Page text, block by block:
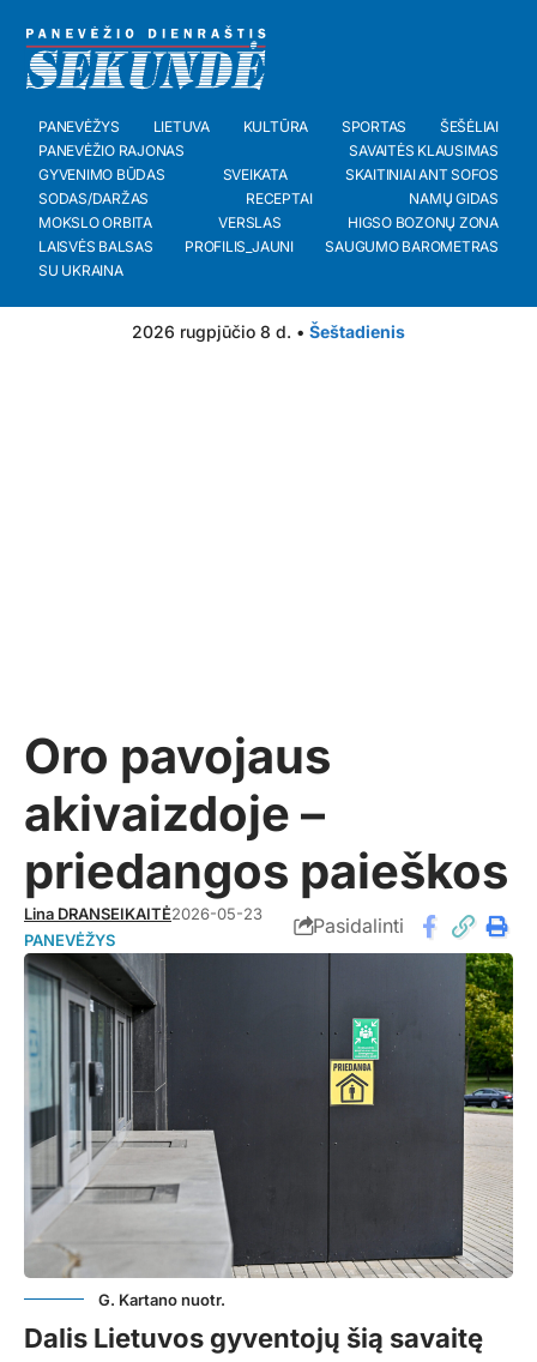
PANEVĖŽYS LIETUVA KULTŪRA SPORTAS
ŠEŠĖLIAI
PANEVĖŽIO RAJONAS
SAVAITĖS KLAUSIMAS
GYVENIMO BŪDAS
SVEIKATA
SKAITINIAI ANT SOFOS
SODAS/DARŽAS
RECEPTAI
NAMŲ GIDAS
MOKSLO ORBITA
VERSLAS
HIGSO BOZONŲ ZONA
LAISVĖS BALSAS
PROFILIS_JAUNI
SAUGUMO BAROMETRAS
SU UKRAINA
2026 rugpjūčio 8 d. • Šeštadienis
Oro pavojaus
akivaizdoje –
priedangos paieškos
Lina DRANSEIKAITĖ2026-05-23
PANEVĖŽYS
Pasidalinti
G. Kartano nuotr.
Dalis Lietuvos gyventojų šią savaitę